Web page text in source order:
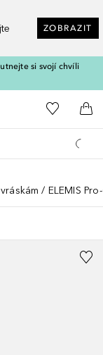
ZOBRAZIT
si svojí chvíli
K mému
Do
ELEMIS